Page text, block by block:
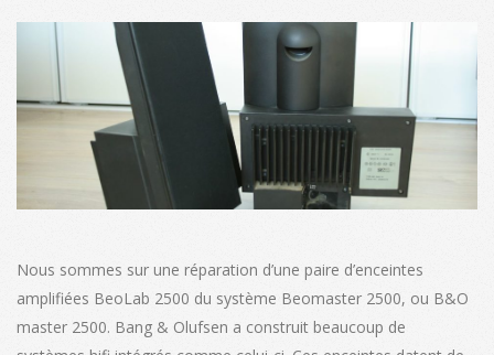
Nous sommes sur une réparation d’une paire d’enceintes
amplifiées BeoLab 2500 du système Beomaster 2500, ou B&O
master 2500. Bang & Olufsen a construit beaucoup de